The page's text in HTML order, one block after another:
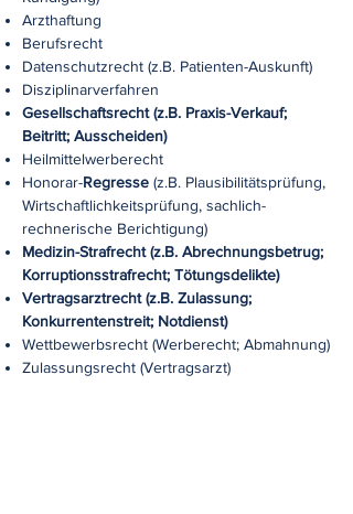
Arzthaftung
Berufsrecht
Datenschutzrecht (z.B. Patienten-Auskunft)
Disziplinarverfahren
Gesellschaftsrecht (z.B. Praxis-Verkauf;
Beitritt; Ausscheiden)
Heilmittelwerberecht
Honorar-Regresse (z.B. Plausibilitätsprüfung,
Wirtschaftlichkeitsprüfung, sachlich-
rechnerische Berichtigung)
Medizin-Strafrecht (z.B. Abrechnungsbetrug;
Korruptionsstrafrecht; Tötungsdelikte)
Vertragsarztrecht (z.B. Zulassung;
Konkurrentenstreit; Notdienst)
Wettbewerbsrecht (Werberecht; Abmahnung)
Zulassungsrecht (Vertragsarzt)